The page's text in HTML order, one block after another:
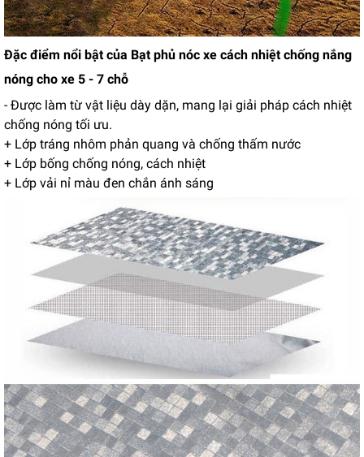
Đặc điểm nổi bật của Bạt phủ nóc xe cách nhiệt chống nắng
nóng cho xe 5 - 7 chỗ
- Được làm từ vật liệu dày dặn, mang lại giải pháp cách nhiệt
chống nóng tối ưu.
+ Lớp tráng nhôm phản quang và chống thấm nước
+ Lớp bống chống nóng, cách nhiệt
+ Lớp vải nỉ màu đen chắn ánh sáng